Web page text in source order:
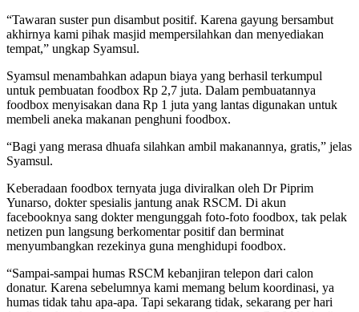
“Tawaran suster pun disambut positif. Karena gayung bersambut
akhirnya kami pihak masjid mempersilahkan dan menyediakan
tempat,” ungkap Syamsul.
Syamsul menambahkan adapun biaya yang berhasil terkumpul
untuk pembuatan foodbox Rp 2,7 juta. Dalam pembuatannya
foodbox menyisakan dana Rp 1 juta yang lantas digunakan untuk
membeli aneka makanan penghuni foodbox.
“Bagi yang merasa dhuafa silahkan ambil makanannya, gratis,” jelas
Syamsul.
Keberadaan foodbox ternyata juga diviralkan oleh Dr Piprim
Yunarso, dokter spesialis jantung anak RSCM. Di akun
facebooknya sang dokter mengunggah foto-foto foodbox, tak pelak
netizen pun langsung berkomentar positif dan berminat
menyumbangkan rezekinya guna menghidupi foodbox.
“Sampai-sampai humas RSCM kebanjiran telepon dari calon
donatur. Karena sebelumnya kami memang belum koordinasi, ya
humas tidak tahu apa-apa. Tapi sekarang tidak, sekarang per hari